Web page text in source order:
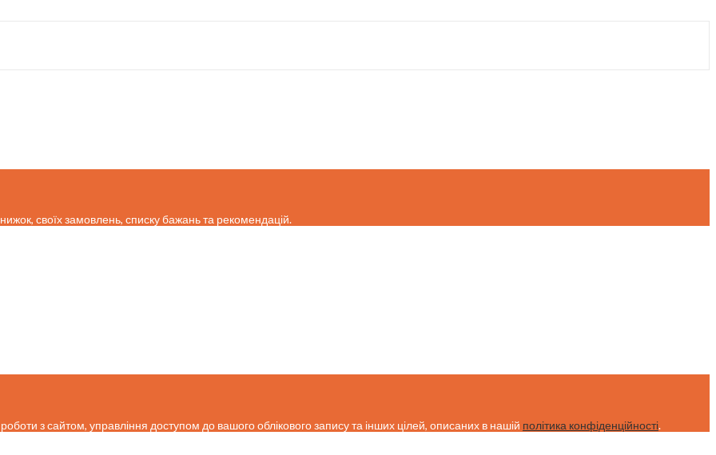
своїх замовлень, списку бажань та рекомендацій.
з сайтом, управління доступом до вашого облікового запису та інших цілей, описаних в нашій політика конфіденційності.